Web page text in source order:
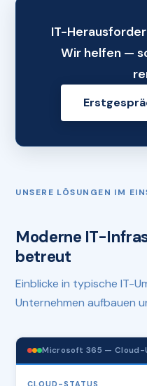
IT-
Wir helfen —
UNSERE LÖSUNGEN IM
Moderne IT-
betreut
Einblicke in typische IT-
Unternehmen aufbauen
Microsoft 365 — Cloud-